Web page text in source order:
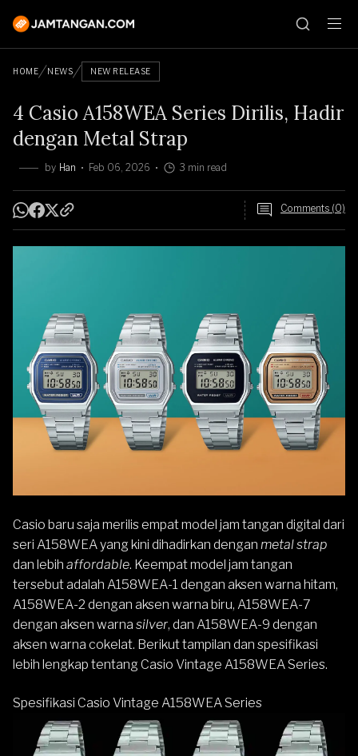
HOME NEWS NEW RELEASE
4 Casio A158WEA Series Dirilis, Hadir
dengan Metal Strap
by Han Feb 06, 2026 3 min read
Comments (0)
Casio baru saja merilis empat model jam tangan digital dari
seri A158WEA yang kini dihadirkan dengan metal strap
dan lebih affordable. Keempat model jam tangan
tersebut adalah A158WEA-1 dengan aksen warna hitam,
A158WEA-2 dengan aksen warna biru, A158WEA-7
dengan aksen warna silver, dan A158WEA-9 dengan
aksen warna cokelat. Berikut tampilan dan spesifikasi
lebih lengkap tentang Casio Vintage A158WEA Series.
Spesifikasi Casio Vintage A158WEA Series